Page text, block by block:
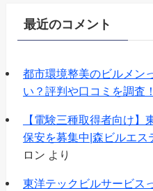
最近のコメント
都市環境整美のビルメン
い？評判や口コミを調査！
【電験三種取得者向け
保安を募集中|森ビルエス
ロン より
東洋テックビルサービス